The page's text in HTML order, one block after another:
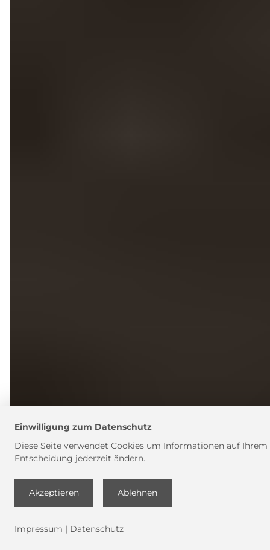
Einwilligung zum Datenschutz
Diese Seite verwendet Cookies um Informationen auf
Entscheidung jederzeit ändern.
Akzeptieren Ablehnen
Impressum | Datenschutz